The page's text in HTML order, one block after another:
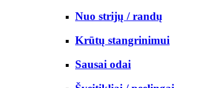
Nuo strijų / randų
Krūtų stangrinimui
Sausai odai